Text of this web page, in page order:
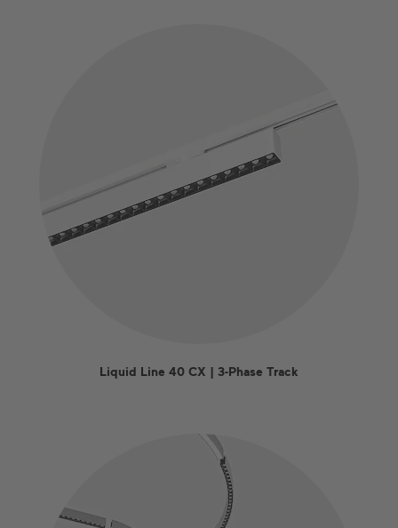
Liquid Line 40 CX | 3-Phase Track